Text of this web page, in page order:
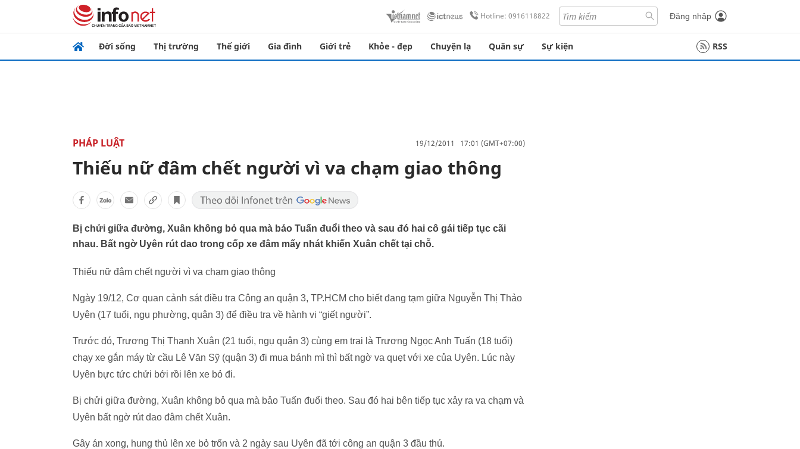
Hotline: 0916118822 Đăng nhập
Đời sống Thị trường Thế giới Gia đình Giới trẻ Khỏe - đẹp Chuyện lạ Quân sự Sự kiện RSS
PHÁP LUẬT 19/12/2011 17:01 (GMT+07:00)
Thiếu nữ đâm chết người vì va chạm giao thông
Bị chửi giữa đường, Xuân không bỏ qua mà bảo Tuấn đuổi theo và sau đó hai cô gái tiếp tục cãi
nhau. Bất ngờ Uyên rút dao trong cốp xe đâm mấy nhát khiến Xuân chết tại chỗ.
Thiếu nữ đâm chết người vì va chạm giao thông
Ngày 19/12, Cơ quan cảnh sát điều tra Công an quận 3, TP.HCM cho biết đang tạm giữa Nguyễn Thị Thảo
Uyên (17 tuổi, ngụ phường, quận 3) để điều tra về hành vi “giết người”.
Trước đó, Trương Thị Thanh Xuân (21 tuổi, ngụ quận 3) cùng em trai là Trương Ngọc Anh Tuấn (18 tuổi)
chạy xe gắn máy từ cầu Lê Văn Sỹ (quận 3) đi mua bánh mì thì bất ngờ va quẹt với xe của Uyên. Lúc này
Uyên bực tức chửi bới rồi lên xe bỏ đi.
Bị chửi giữa đường, Xuân không bỏ qua mà bảo Tuấn đuổi theo. Sau đó hai bên tiếp tục xảy ra va chạm và
Uyên bất ngờ rút dao đâm chết Xuân.
Gây án xong, hung thủ lên xe bỏ trốn và 2 ngày sau Uyên đã tới công an quận 3 đầu thú.